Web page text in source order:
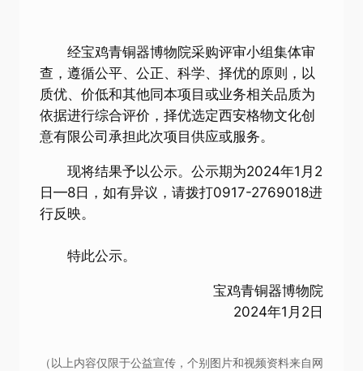
经宝鸡青铜器博物院采购评审小组集体审
查，遵循公平、公正、科学、择优的原则，以
质优、价低和其他同本项目或业务相关品质为
依据进行综合评价，择优选定西安格物文化创
意有限公司承担此次项目供应或服务。
现将结果予以公示。公示期为2024年1月2
日—8日，如有异议，请拨打0917-2769018进
行反映。
特此公示。
宝鸡青铜器博物院
2024年1月2日
（以上内容仅限于公益宣传，个别图片和视频资料来自网